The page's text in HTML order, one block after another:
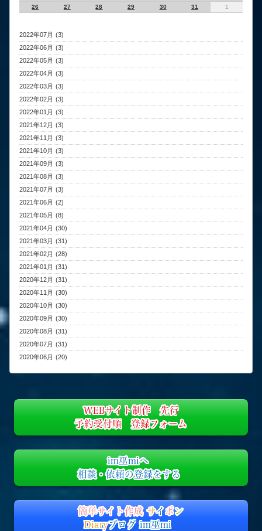
26
27 28 29 30 31 1
2022年07月 (3)
2022年06月 (3)
2022年05月 (3)
2022年04月 (3)
2022年03月 (3)
2022年02月 (3)
2022年01月 (3)
2021年12月 (3)
2021年11月 (3)
2021年10月 (3)
2021年09月 (3)
2021年08月 (3)
2021年07月 (3)
2021年06月 (2)
2021年05月 (8)
2021年04月 (30)
2021年03月 (31)
2021年02月 (28)
2021年01月 (31)
2020年12月 (31)
2020年11月 (30)
2020年10月 (30)
2020年09月 (30)
2020年08月 (31)
2020年07月 (31)
2020年06月 (20)
WEBサイト制作 先行
予約受付順 登録フォーム
im巫miへ
相談・依頼の登録をする
簡単サイト作成サイポン
Diaryブログ im巫mi